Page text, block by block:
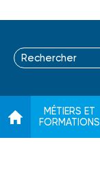
MÉTIERS ET
FORMATIONS